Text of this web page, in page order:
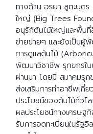
ทางด้าน อรยา สูตะบุตร
ใหญ่ (ฺBig Trees
อนุรัก์ต้นไม้ใหญ่และพื้นที่
ข่ายข่ายๆ และยังเป็นผู้
การดูแลต้นไม้
พัฒนาวิชาชีพ รุกขกรใน
ผ่านมา โดยมี สมาคมรุก
ส่งเสริมการทำอาชีพเกี่
ประโยชน์ของต้นไม้ทั่วโ
ผลประโยชน์ทางเศรษฐ
รับการจดทะเบียนในรัฐ